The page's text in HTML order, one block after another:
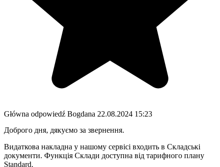
Główna odpowiedź Bogdana 22.08.2024 15:23
Доброго дня, дякуємо за звернення.
Видаткова накладна у нашому сервісі входить в Складські
документи. Функція Склади доступна від тарифного плану
Standard.